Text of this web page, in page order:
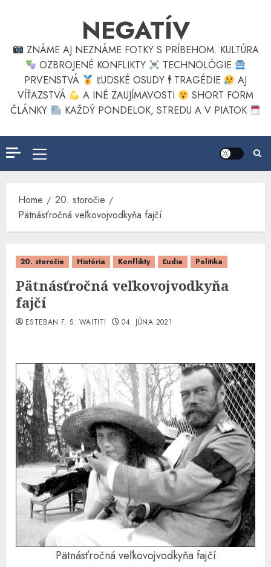
NEGATÍV
ZNÁME AJ NEZNÁME FOTKY S PRÍBEHOM. KULTÚRA
OZBROJENÉ KONFLIKTY
TECHNOLÓGIE
PRVENSTVÁ
ĽUDSKÉ OSUDY 🕴TRAGÉDIE
AJ
VÍŤAZSTVÁ
A INÉ ZAUJÍMAVOSTI
SHORT FORM
ČLÁNKY
KAŽDÝ PONDELOK, STREDU A V PIATOK
Primary
Menu
Home
20. storočie
Pätnásťročná veľkovojvodkyňa fajčí
20. storočie História Konflikty Ľudia Politika
Pätnásťročná veľkovojvodkyňa
fajčí
ESTEBAN F. S. WAITITI 04. JÚNA 2021
Pätnásťročná veľkovojvodkyňa fajčí